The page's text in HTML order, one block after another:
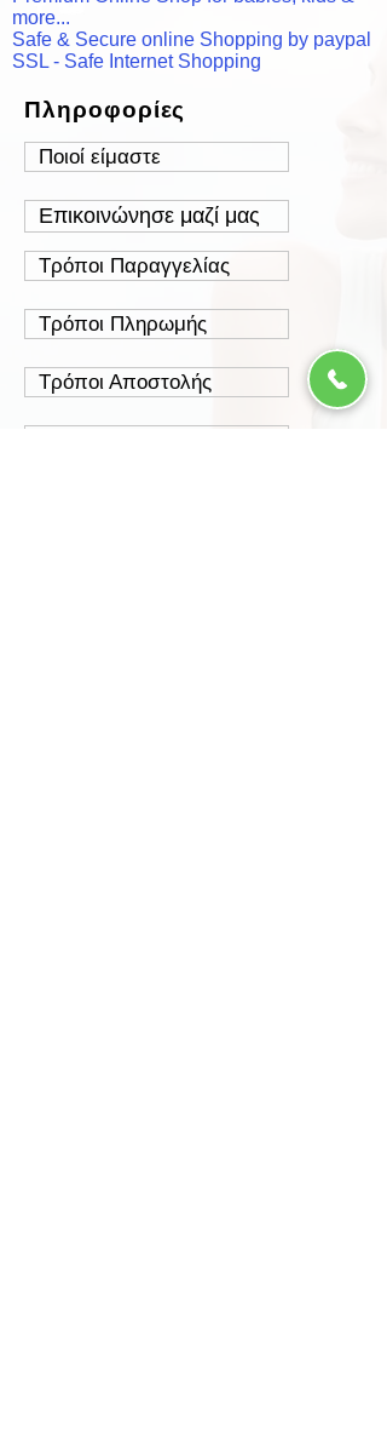
more...
Safe & Secure online Shopping by paypal
SSL - Safe Internet Shopping
Πληροφορίες
Ποιοί είμαστε
Επικοινώνησε μαζί μας
Τρόποι Παραγγελίας
Τρόποι Πληρωμής
Τρόποι Αποστολής